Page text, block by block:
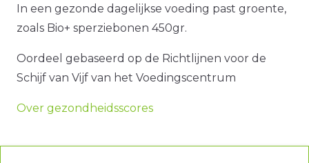
In een gezonde dagelijkse voeding past groente,
zoals Bio+ sperziebonen 450gr.
Oordeel gebaseerd op de Richtlijnen voor de
Schijf van Vijf van het Voedingscentrum
Over gezondheidsscores